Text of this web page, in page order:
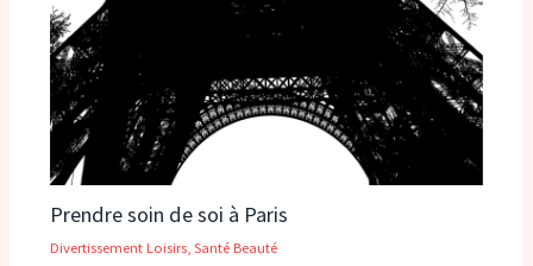
Prendre soin de soi à Paris
Divertissement Loisirs, Santé Beauté